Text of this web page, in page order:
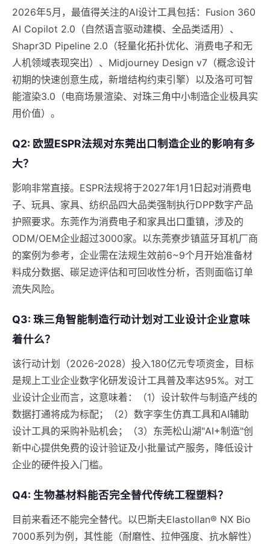
2026年5月，最值得关注的AI设计工具包括：Fusion 360
AI Copilot 2.0（自然语言驱动建模、全品类适用）、
Shapr3D Pipeline 2.0（轻量化拓扑优化、消费电子和无
人机领域表现突出）、Midjourney Design v7（概念设计
初期的快速创意生成，新增结构约束引擎）以及洛可可智
能渲染3.0（电商场景渲染、对珠三角中小制造企业极具实
用价值）。
Q2: 欧盟ESPR法规对东莞出口制造企业的影响有多
大？
影响非常直接。ESPR法规将于2027年1月1日起对消费电
子、玩具、家具、纺织品四大品类强制执行DPP数字产品
护照要求。东莞作为消费电子和家具出口重镇，涉及的
ODM/OEM企业超过3000家。以东莞寮步镇蓝牙耳机厂商
的案例为参考，企业需在法规生效前6~9个月开始准备材
料成分数据、碳足迹评估和可回收性分析，否则面临订单
流失风险。
Q3: 珠三角智能制造行动计划对工业设计企业意味
着什么？
该行动计划（2026-2028）投入180亿元专项资金，目标
是规上工业企业数字化研发设计工具普及率达95%。对工
业设计企业而言，这意味着：（1）设计软件与制造产线的
数据打通将成为标配；（2）数字孪生仿真工具和AI辅助
设计工具的采购补贴机会；（3）东莞松山湖"AI+制造"创
新中心提供免费的设计验证及小批量试产服务，降低设计
企业的硬件投入门槛。
Q4: 生物基材料能否完全替代传统工程塑料？
目前来看还不能完全替代。以巴斯夫Elastollan® NX Bio
7000系列为例，其性能（耐磨性、拉伸强度、抗水解性）